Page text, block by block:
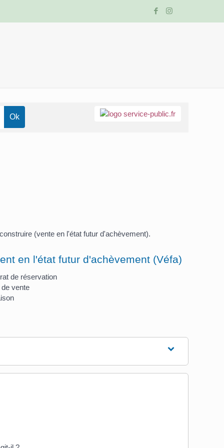
(vente en l'état futur d'achèvement).
en l'état futur d'achèvement (Véfa)
de réservation
vente